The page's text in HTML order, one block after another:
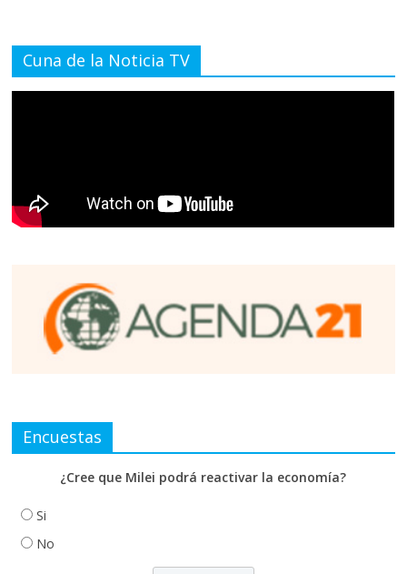
Cuna de la Noticia TV
Encuestas
¿Cree que Milei podrá reactivar la economía?
Si
No